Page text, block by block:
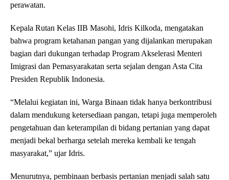
perawatan.
Kepala Rutan Kelas IIB Masohi, Idris Kilkoda, mengatakan
bahwa program ketahanan pangan yang dijalankan merupakan
bagian dari dukungan terhadap Program Akselerasi Menteri
Imigrasi dan Pemasyarakatan serta sejalan dengan Asta Cita
Presiden Republik Indonesia.
“Melalui kegiatan ini, Warga Binaan tidak hanya berkontribusi
dalam mendukung ketersediaan pangan, tetapi juga memperoleh
pengetahuan dan keterampilan di bidang pertanian yang dapat
menjadi bekal berharga setelah mereka kembali ke tengah
masyarakat,” ujar Idris.
Menurutnya, pembinaan berbasis pertanian menjadi salah satu